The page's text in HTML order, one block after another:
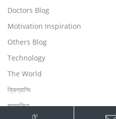
Doctors Blog
Motivation Inspiration
Others Blog
Technology
The World
ফ্রিল্যাসিং
ময়মনসিংহ